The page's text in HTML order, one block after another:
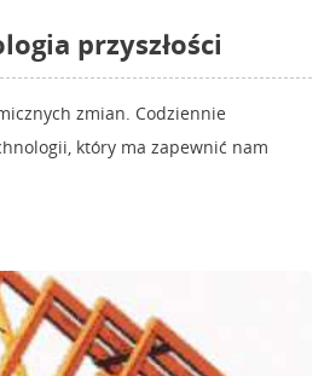
przyszłości
zmian. Codziennie
który ma zapewnić nam